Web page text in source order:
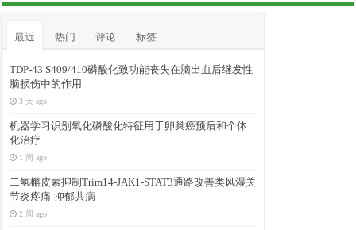
最近 热门 评论 标签
TDP-43 S409/410磷酸化致功能丧失在脑出血后继发性
脑损伤中的作用
3 天 ago
机器学习识别氧化磷酸化特征用于卵巢癌预后和个体
化治疗
1 周 ago
二氢槲皮素抑制Trim14-JAK1-STAT3通路改善类风湿关
节炎疼痛-抑郁共病
2 周 ago